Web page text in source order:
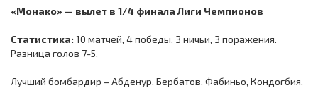
«Монако» — вылет в 1/4 финала Лиги Чемпионов
Статистика: 10 матчей, 4 победы, 3 ничьи, 3 поражения.
Разница голов 7-5.
Лучший бомбардир – Абденур, Бербатов, Фабиньо, Кондогбия,